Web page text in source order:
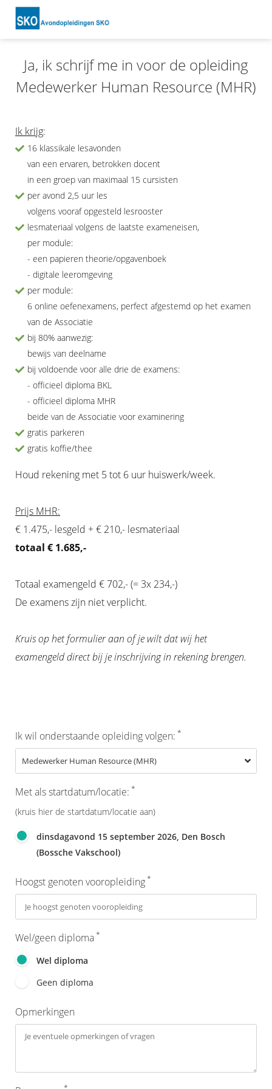
Ja, ik schrijf me in voor de opleiding
Medewerker Human Resource (MHR)
Ik krijg:
16 klassikale lesavonden
van een ervaren, betrokken docent
in een groep van maximaal 15 cursisten
per avond 2,5 uur les
volgens vooraf opgesteld lesrooster
lesmateriaal volgens de laatste exameneisen,
per module:
- een papieren theorie/opgavenboek
- digitale leeromgeving
per module:
6 online oefenexamens, perfect afgestemd op het examen
van de Associatie
bij 80% aanwezig:
bewijs van deelname
bij voldoende voor alle drie de examens:
- officieel diploma BKL
- officieel diploma MHR
beide van de Associatie voor examinering
gratis parkeren
gratis koffie/thee
Houd rekening met 5 tot 6 uur huiswerk/week.
Prijs MHR:
€ 1.475,- lesgeld + € 210,- lesmateriaal
totaal € 1.685,-
Totaal examengeld € 702,- (= 3x 234,-)
De examens zijn niet verplicht.
Kruis op het formulier aan of je wilt dat wij het
examengeld direct bij je inschrijving in rekening brengen.
Ik wil onderstaande opleiding volgen: *
Met als startdatum/locatie: *
(kruis hier de startdatum/locatie aan)
dinsdagavond 15 september 2026, Den Bosch
(Bossche Vakschool)
Hoogst genoten vooropleiding*
Wel/geen diploma*
Wel diploma
Geen diploma
Opmerkingen